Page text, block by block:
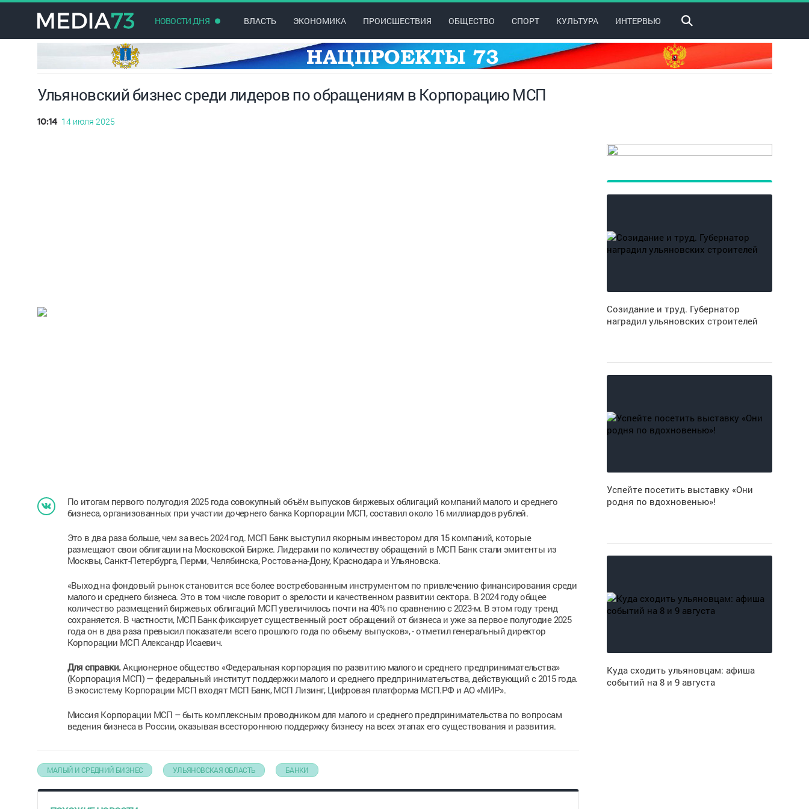
НОВОСТИ ДНЯ ВЛАСТЬ ЭКОНОМИКА ПРОИСШЕСТВИЯ ОБЩЕСТВО СПОРТ КУЛЬТУРА ИНТЕРВЬЮ
Ульяновский бизнес среди лидеров по обращениям в Корпорацию МСП
10:14 14 июля 2025
По итогам первого полугодия 2025 года совокупный объём выпусков биржевых облигаций компаний малого и среднего
бизнеса, организованных при участии дочернего банка Корпорации МСП, составил около 16 миллиардов рублей.
Это в два раза больше, чем за весь 2024 год. МСП Банк выступил якорным инвестором для 15 компаний, которые
размещают свои облигации на Московской Бирже. Лидерами по количеству обращений в МСП Банк стали эмитенты из
Москвы, Санкт-Петербурга, Перми, Челябинска, Ростова-на-Дону, Краснодара и Ульяновска.
«Выход на фондовый рынок становится все более востребованным инструментом по привлечению финансирования среди
малого и среднего бизнеса. Это в том числе говорит о зрелости и качественном развитии сектора. В 2024 году общее
количество размещений биржевых облигаций МСП увеличилось почти на 40% по сравнению с 2023-м. В этом году тренд
сохраняется. В частности, МСП Банк фиксирует существенный рост обращений от бизнеса и уже за первое полугодие 2025
года он в два раза превысил показатели всего прошлого года по объему выпусков», - отметил генеральный директор
Корпорации МСП Александр Исаевич.
Для справки.Акционерное общество «Федеральная корпорация по развитию малого и среднего предпринимательства»
(Корпорация МСП) — федеральный институт поддержки малого и среднего предпринимательства, действующий с 2015 года.
В экосистему Корпорации МСП входят МСП Банк, МСП Лизинг, Цифровая платформа МСП.РФ и АО «МИР».
Миссия Корпорации МСП – быть комплексным проводником для малого и среднего предпринимательства по вопросам
ведения бизнеса в России, оказывая всестороннюю поддержку бизнесу на всех этапах его существования и развития.
МАЛЫЙ И СРЕДНИЙ БИЗНЕС УЛЬЯНОВСКАЯ ОБЛАСТЬ БАНКИ
Созидание и труд. Губернатор
наградил ульяновских строителей
Успейте посетить выставку «Они
родня по вдохновенью»!
Куда сходить ульяновцам: афиша
событий на 8 и 9 августа